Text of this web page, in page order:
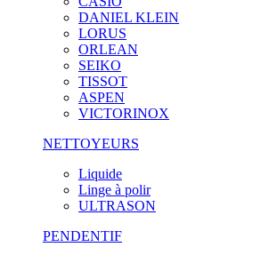
DANIEL KLEIN
LORUS
ORLEAN
SEIKO
TISSOT
ASPEN
VICTORINOX
NETTOYEURS
Liquide
Linge à polir
ULTRASON
PENDENTIF